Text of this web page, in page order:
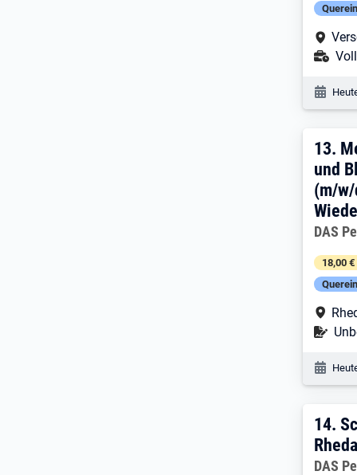
13.
13.
und
(m/
DAS
18,00
14.
14.
DAS